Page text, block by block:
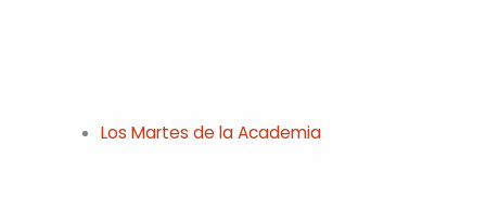
Los Martes de la Academia